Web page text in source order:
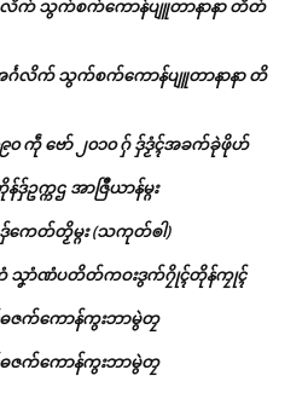
ဂလိက် သွက်စက်ကောန်ပျူတာနာနာ တိတ်
အၚ်္ဂလိက် သွက်စက်ကောန်ပျူတာနာနာ တိ
၉၀ ကဵု ဗော် ၂၀၁၀ ဂှ် ဒှ်ဒၟံၚ်အခက်ခုဲဖိုဟ်
က္ကဌ အာဇြဳယာန်မ္ဂး
ေတ်တၟိမ္ဂး (သကုတ်ၜါ)
သၞာံဏံပတိတ်ကဝးဒွက်ဂၠိုၚ်တိုန်ကၠုၚ်
ဇက်ကောန်ကွးဘာမွဲတၠ
ဇက်ကောန်ကွးဘာမွဲတၠ